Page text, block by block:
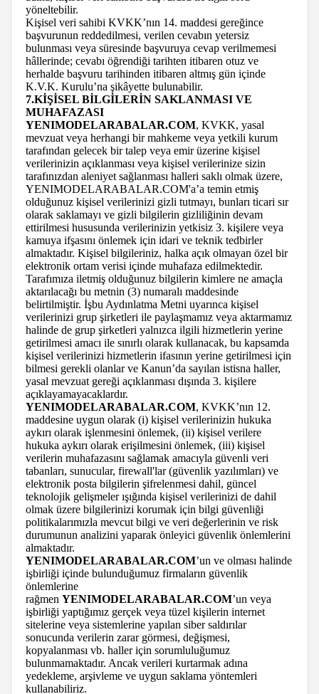
yöneltebilir.
Kişisel veri sahibi KVKK’nın 14. maddesi gereğince
başvurunun reddedilmesi, verilen cevabın yetersiz
bulunması veya süresinde başvuruya cevap verilmemesi
hâllerinde; cevabı öğrendiği tarihten itibaren otuz ve
herhalde başvuru tarihinden itibaren altmış gün içinde
K.V.K. Kurulu’na şikâyette bulunabilir.
7.KİŞİSEL BİLGİLERİN SAKLANMASI VE
MUHAFAZASI
YENIMODELARABALAR.COM, KVKK, yasal
mevzuat veya herhangi bir mahkeme veya yetkili kurum
tarafından gelecek bir talep veya emir üzerine kişisel
verilerinizin açıklanması veya kişisel verilerinize sizin
tarafınızdan aleniyet sağlanması halleri saklı olmak üzere,
YENIMODELARABALAR.COM'a’a temin etmiş
olduğunuz kişisel verilerinizi gizli tutmayı, bunları ticari sır
olarak saklamayı ve gizli bilgilerin gizliliğinin devam
ettirilmesi hususunda verilerinizin yetkisiz 3. kişilere veya
kamuya ifşasını önlemek için idari ve teknik tedbirler
almaktadır. Kişisel bilgileriniz, halka açık olmayan özel bir
elektronik ortam verisi içinde muhafaza edilmektedir.
Tarafımıza iletmiş olduğunuz bilgilerin kimlere ne amaçla
aktarılacağı bu metnin (3) numaralı maddesinde
belirtilmiştir. İşbu Aydınlatma Metni uyarınca kişisel
verilerinizi grup şirketleri ile paylaşmamız veya aktarmamız
halinde de grup şirketleri yalnızca ilgili hizmetlerin yerine
getirilmesi amacı ile sınırlı olarak kullanacak, bu kapsamda
kişisel verilerinizi hizmetlerin ifasının yerine getirilmesi için
bilmesi gerekli olanlar ve Kanun’da sayılan istisna haller,
yasal mevzuat gereği açıklanması dışında 3. kişilere
açıklayamayacaklardır.
YENIMODELARABALAR.COM, KVKK’nın 12.
maddesine uygun olarak (i) kişisel verilerinizin hukuka
aykırı olarak işlenmesini önlemek, (ii) kişisel verilere
hukuka aykırı olarak erişilmesini önlemek, (iii) kişisel
verilerin muhafazasını sağlamak amacıyla güvenli veri
tabanları, sunucular, firewall'lar (güvenlik yazılımları) ve
elektronik posta bilgilerin şifrelenmesi dahil, güncel
teknolojik gelişmeler ışığında kişisel verilerinizi de dahil
olmak üzere bilgilerinizi korumak için bilgi güvenliği
politikalarımızla mevcut bilgi ve veri değerlerinin ve risk
durumunun analizini yaparak önleyici güvenlik önlemlerini
almaktadır.
YENIMODELARABALAR.COM’un ve olması halinde
işbirliği içinde bulunduğumuz firmaların güvenlik
önlemlerine
rağmen YENIMODELARABALAR.COM’un veya
işbirliği yaptığımız gerçek veya tüzel kişilerin internet
sitelerine veya sistemlerine yapılan siber saldırılar
sonucunda verilerin zarar görmesi, değişmesi,
kopyalanması vb. haller için sorumluluğumuz
bulunmamaktadır. Ancak verileri kurtarmak adına
yedekleme, arşivleme ve uygun saklama yöntemleri
kullanabiliriz.